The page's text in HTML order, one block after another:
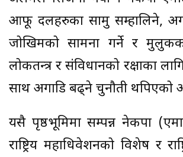
आफू दलहरुका सामु सम्हालिने,
जोखिमको सामना गर्ने र मुलुकको
लोकतन्त्र र संविधानको रक्षाका
साथ अगाडि बढ्ने चुनौती थपिएको
यसै पृष्ठभूमिमा सम्पन्न नेकपा
राष्ट्रिय महाधिवेशनको विशेष र